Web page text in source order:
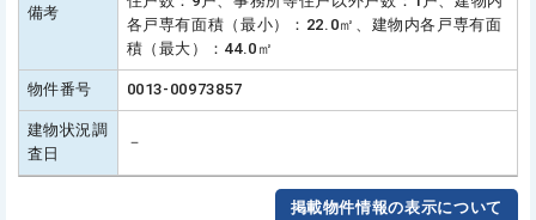
備考
各戸専有面積（最小）：22.0㎡、建物内各戸専有面
積（最大）：44.0㎡
物件番号 0013-00973857
建物状況調
査日
－
掲載物件情報の表示について